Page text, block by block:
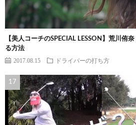
【美人コーチのSPECIAL LESSON】荒川侑
る方法
2017.08.15 ドライバーの打ち方